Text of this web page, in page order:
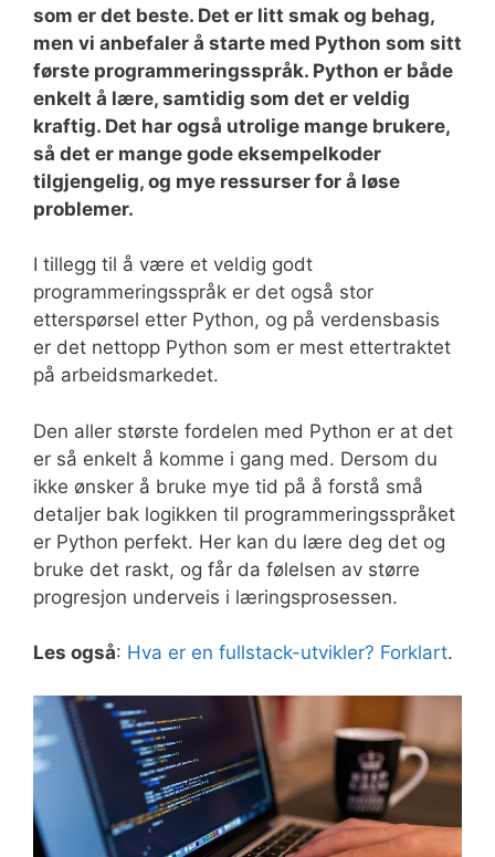
som er det beste. Det er litt smak og behag,
men vi anbefaler å starte med Python som sitt
første programmeringsspråk. Python er både
enkelt å lære, samtidig som det er veldig
kraftig. Det har også utrolige mange brukere,
så det er mange gode eksempelkoder
tilgjengelig, og mye ressurser for å løse
problemer.
I tillegg til å være et veldig godt
programmeringsspråk er det også stor
etterspørsel etter Python, og på verdensbasis
er det nettopp Python som er mest ettertraktet
på arbeidsmarkedet.
Den aller største fordelen med Python er at det
er så enkelt å komme i gang med. Dersom du
ikke ønsker å bruke mye tid på å forstå små
detaljer bak logikken til programmeringsspråket
er Python perfekt. Her kan du lære deg det og
bruke det raskt, og får da følelsen av større
progresjon underveis i læringsprosessen.
Les også: Hva er en fullstack-utvikler? Forklart.